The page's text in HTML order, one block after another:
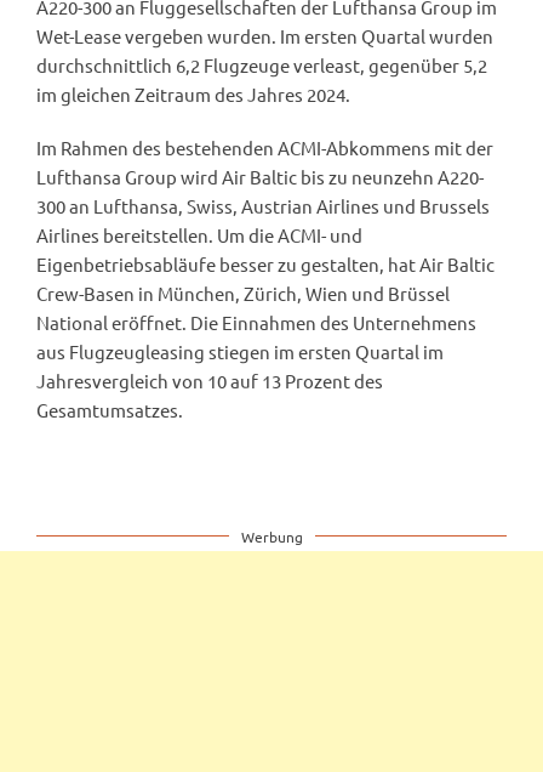
A220-300 an Fluggesellschaften der Lufthansa Group im
Wet-Lease vergeben wurden. Im ersten Quartal wurden
durchschnittlich 6,2 Flugzeuge verleast, gegenüber 5,2
im gleichen Zeitraum des Jahres 2024.
Im Rahmen des bestehenden ACMI-Abkommens mit der
Lufthansa Group wird Air Baltic bis zu neunzehn A220-
300 an Lufthansa, Swiss, Austrian Airlines und Brussels
Airlines bereitstellen. Um die ACMI- und
Eigenbetriebsabläufe besser zu gestalten, hat Air Baltic
Crew-Basen in München, Zürich, Wien und Brüssel
National eröffnet. Die Einnahmen des Unternehmens
aus Flugzeugleasing stiegen im ersten Quartal im
Jahresvergleich von 10 auf 13 Prozent des
Gesamtumsatzes.
Werbung